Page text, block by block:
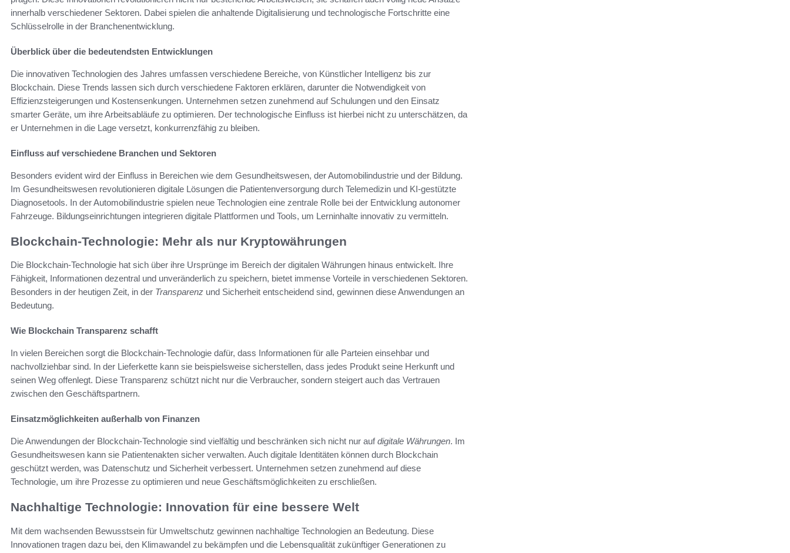
innerhalb verschiedener Sektoren. Dabei spielen die anhaltende Digitalisierung und technologische Fortschritte eine
Schlüsselrolle in der Branchenentwicklung.
Überblick über die bedeutendsten Entwicklungen
Die innovativen Technologien des Jahres umfassen verschiedene Bereiche, von Künstlicher Intelligenz bis zur
Blockchain. Diese Trends lassen sich durch verschiedene Faktoren erklären, darunter die Notwendigkeit von
Effizienzsteigerungen und Kostensenkungen. Unternehmen setzen zunehmend auf Schulungen und den Einsatz
smarter Geräte, um ihre Arbeitsabläufe zu optimieren. Der technologische Einfluss ist hierbei nicht zu unterschätzen, da
er Unternehmen in die Lage versetzt, konkurrenzfähig zu bleiben.
Einfluss auf verschiedene Branchen und Sektoren
Besonders evident wird der Einfluss in Bereichen wie dem Gesundheitswesen, der Automobilindustrie und der Bildung.
Im Gesundheitswesen revolutionieren digitale Lösungen die Patientenversorgung durch Telemedizin und KI-gestützte
Diagnosetools. In der Automobilindustrie spielen neue Technologien eine zentrale Rolle bei der Entwicklung autonomer
Fahrzeuge. Bildungseinrichtungen integrieren digitale Plattformen und Tools, um Lerninhalte innovativ zu vermitteln.
Blockchain-Technologie: Mehr als nur Kryptowährungen
Die Blockchain-Technologie hat sich über ihre Ursprünge im Bereich der digitalen Währungen hinaus entwickelt. Ihre
Fähigkeit, Informationen dezentral und unveränderlich zu speichern, bietet immense Vorteile in verschiedenen Sektoren.
Besonders in der heutigen Zeit, in der Transparenz und Sicherheit entscheidend sind, gewinnen diese Anwendungen an
Bedeutung.
Wie Blockchain Transparenz schafft
In vielen Bereichen sorgt die Blockchain-Technologie dafür, dass Informationen für alle Parteien einsehbar und
nachvollziehbar sind. In der Lieferkette kann sie beispielsweise sicherstellen, dass jedes Produkt seine Herkunft und
seinen Weg offenlegt. Diese Transparenz schützt nicht nur die Verbraucher, sondern steigert auch das Vertrauen
zwischen den Geschäftspartnern.
Einsatzmöglichkeiten außerhalb von Finanzen
Die Anwendungen der Blockchain-Technologie sind vielfältig und beschränken sich nicht nur aufdigitale Währungen. Im
Gesundheitswesen kann sie Patientenakten sicher verwalten. Auch digitale Identitäten können durch Blockchain
geschützt werden, was Datenschutz und Sicherheit verbessert. Unternehmen setzen zunehmend auf diese
Technologie, um ihre Prozesse zu optimieren und neue Geschäftsmöglichkeiten zu erschließen.
Nachhaltige Technologie: Innovation für eine bessere Welt
Mit dem wachsenden Bewusstsein für Umweltschutz gewinnen nachhaltige Technologien an Bedeutung. Diese
Innovationen tragen dazu bei, den Klimawandel zu bekämpfen und die Lebensqualität zukünftiger Generationen zu